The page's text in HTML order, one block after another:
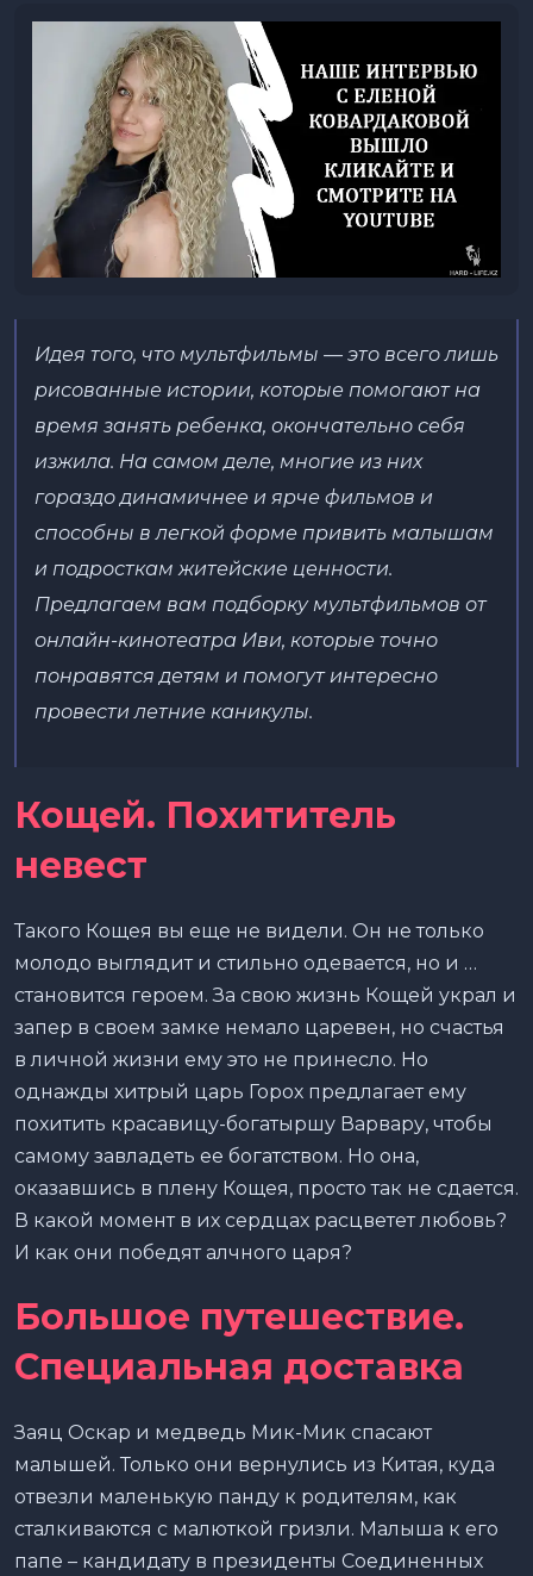
Идея того, что мультфильмы — это всего лишь
рисованные истории, которые помогают на
время занять ребенка, окончательно себя
изжила. На самом деле, многие из них
гораздо динамичнее и ярче фильмов и
способны в легкой форме привить малышам
и подросткам житейские ценности.
Предлагаем вам подборку мультфильмов от
онлайн-кинотеатра Иви, которые точно
понравятся детям и помогут интересно
провести летние каникулы.
Кощей. Похититель
невест
Такого Кощея вы еще не видели. Он не только
молодо выглядит и стильно одевается, но и …
становится героем. За свою жизнь Кощей украл и
запер в своем замке немало царевен, но счастья
в личной жизни ему это не принесло. Но
однажды хитрый царь Горох предлагает ему
похитить красавицу-богатыршу Варвару, чтобы
самому завладеть ее богатством. Но она,
оказавшись в плену Кощея, просто так не сдается.
В какой момент в их сердцах расцветет любовь?
И как они победят алчного царя?
Большое путешествие.
Специальная доставка
Заяц Оскар и медведь Мик-Мик спасают
малышей. Только они вернулись из Китая, куда
отвезли маленькую панду к родителям, как
сталкиваются с малюткой гризли. Малыша к его
папе – кандидату в президенты Соединенных